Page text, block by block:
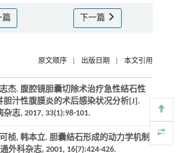
篇 下一篇
原文顺序 出版日期 本文引用
杰. 腹腔镜胆囊切除术治疗急性结石性
胆汁性腹膜炎的术后感染状况分析[J].
杂志, 2017, 33(1):98-101.
桢, 韩本立. 胆囊结石形成的动力学机制
外科杂志, 2001, 16(7):424-426.